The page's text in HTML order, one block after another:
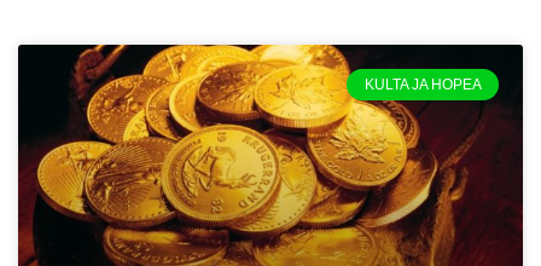
KULTA JA HOPEA